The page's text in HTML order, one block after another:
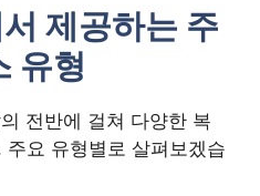
제공하는 주
유형
전반에 걸쳐 다양한 복
요 유형별로 살펴보겠습